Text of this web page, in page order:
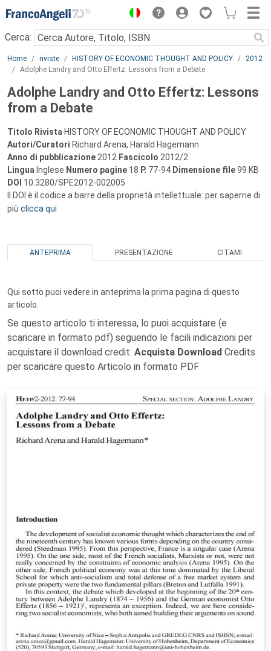
Menu
Cerca:
Main content
Home riviste HISTORY OF ECONOMIC THOUGHT AND POLICY
2012
Adolphe Landry and Otto Effertz: Lessons from a Debate
Adolphe Landry and Otto Effertz: Lessons
from a Debate
Titolo Rivista HISTORY OF ECONOMIC THOUGHT AND POLICY
Autori/Curatori Richard Arena, Harald Hagemann
Anno di pubblicazione 2012 Fascicolo 2012/2
Lingua Inglese Numero pagine 18 P. 77-94 Dimensione file99 KB
DOI 10.3280/SPE2012-002005
Il DOI è il codice a barre della proprietà intellettuale: per saperne di
più clicca qui
ANTEPRIMA PRESENTAZIONE CITAMI
Qui sotto puoi vedere in anteprima la prima pagina di questo
articolo.
Se questo articolo ti interessa, lo puoi acquistare (e
scaricare in formato pdf) seguendo le facili indicazioni per
acquistare il download credit. Acquista Download Credits
per scaricare questo Articolo in formato PDF